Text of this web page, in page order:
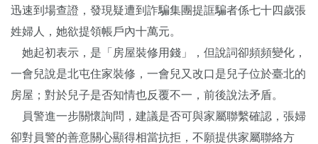
迅速到場查證，發現疑遭到詐騙集團提誆騙者係七十四歲張
姓婦人，她欲提領帳戶內十萬元。
她起初表示，是「房屋裝修用錢」，但說詞卻頻頻變化，
一會兒說是北屯住家裝修，一會兒又改口是兒子位於臺北的
房屋；對於兒子是否知情也反覆不一，前後說法矛盾。
員警進一步關懷詢問，建議是否可與家屬聯繫確認，張婦
卻對員警的善意關心顯得相當抗拒，不願提供家屬聯絡方